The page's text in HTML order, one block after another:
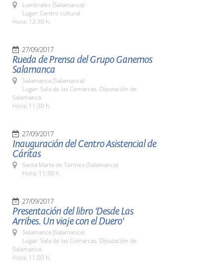
Lumbrales (Salamanca)
Lugar: Centro cultural
Hora: 12:30 h.
27/09/2017
Rueda de Prensa del Grupo Ganemos
Salamanca
Salamanca (Salamanca)
Lugar: Sala de las Comarcas. Diputación de
Salamanca
Hora: 11:30 h.
27/09/2017
Inauguración del Centro Asistencial de
Cáritas
Santa Marta de Tormes (Salamanca)
Hora: 11:30 h.
27/09/2017
Presentación del libro 'Desde Las
Arribes. Un viaje con el Duero'
Salamanca (Salamanca)
Lugar: Sala de las Comarcas. Diputación de
Salamanca
Hora: 11:00 h.